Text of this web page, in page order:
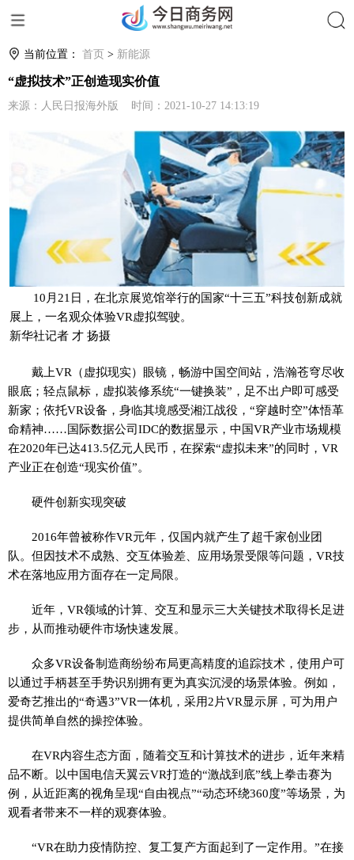
当前位置： 首页 > 新能源
“虚拟技术”正创造现实价值
来源：人民日报海外版 时间：2021-10-27 14:13:19
10月21日，在北京展览馆举行的国家“十三五”科技创新成就
展上，一名观众体验VR虚拟驾驶。
新华社记者 才 扬摄
戴上VR（虚拟现实）眼镜，畅游中国空间站，浩瀚苍穹尽收
眼底；轻点鼠标，虚拟装修系统“一键换装”，足不出户即可感受
新家；依托VR设备，身临其境感受湘江战役，“穿越时空”体悟革
命精神……国际数据公司IDC的数据显示，中国VR产业市场规模
在2020年已达413.5亿元人民币，在探索“虚拟未来”的同时，VR
产业正在创造“现实价值”。
硬件创新实现突破
2016年曾被称作VR元年，仅国内就产生了超千家创业团
队。但因技术不成熟、交互体验差、应用场景受限等问题，VR技
术在落地应用方面存在一定局限。
近年，VR领域的计算、交互和显示三大关键技术取得长足进
步，从而推动硬件市场快速发展。
众多VR设备制造商纷纷布局更高精度的追踪技术，使用户可
以通过手柄甚至手势识别拥有更为真实沉浸的场景体验。例如，
爱奇艺推出的“奇遇3”VR一体机，采用2片VR显示屏，可为用户
提供简单自然的操控体验。
在VR内容生态方面，随着交互和计算技术的进步，近年来精
品不断。以中国电信天翼云VR打造的“激战到底”线上拳击赛为
例，从近距离的视角呈现“自由视点”“动态环绕360度”等场景，为
观看者带来不一样的观赛体验。
“VR在助力疫情防控、复工复产方面起到了一定作用。”在接